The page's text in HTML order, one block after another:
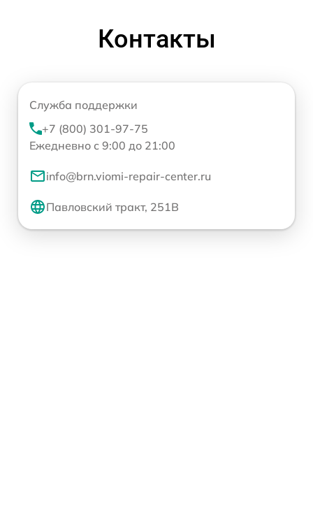
Контакты
Служба поддержки
+7 (800) 301-97-75
Ежедневно с 9:00 до 21:00
info@brn.viomi-repair-center.ru
Павловский тракт, 251В